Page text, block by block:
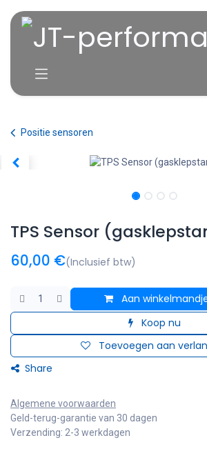
Positie sensoren
TPS Sensor
60,00 €(Inclusief btw)
Aan
Koop nu
Toevoegen aan
Share
Algemene voorwaarden
Geld-terug-garantie van 30 dagen
Verzending: 2-3 werkdagen